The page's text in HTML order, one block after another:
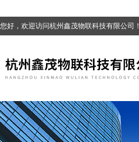
您好，欢迎访问杭州鑫茂物联科技有限公司！